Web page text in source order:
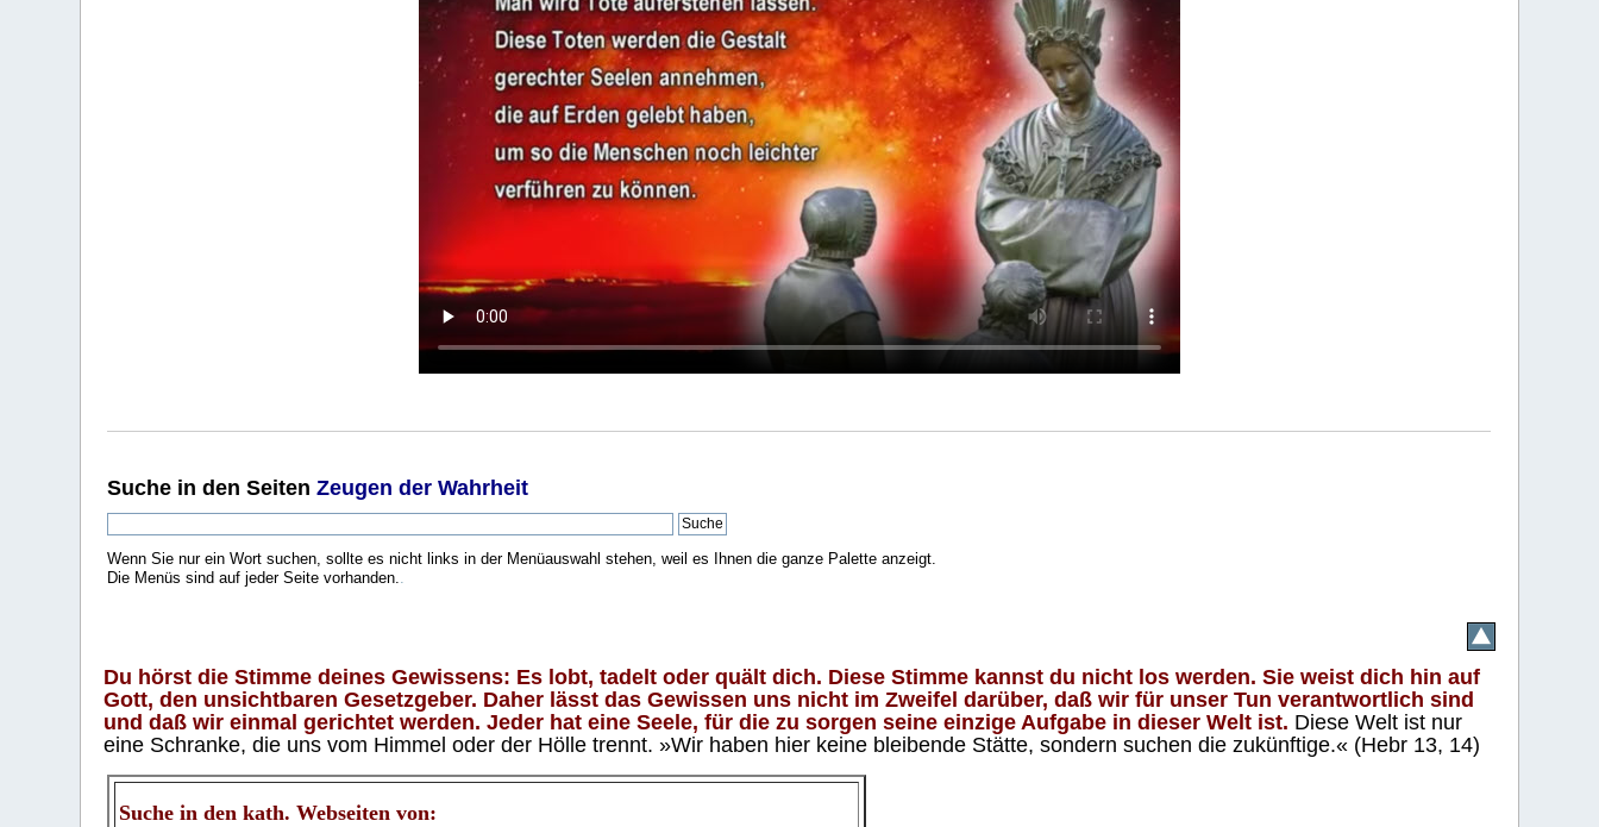
Suche in den SeitenZeugen der Wahrheit
Wenn Sie nur ein Wort suchen, sollte es nicht links in der Menüauswahl stehen, weil es Ihnen die ganze Palette anzeigt.
Die Menüs sind auf jeder Seite vorhanden..
Du hörst die Stimme deines Gewissens: Es lobt, tadelt oder quält dich. Diese Stimme kannst du nicht los werden. Sie weist dich hin auf
Gott, den unsichtbaren Gesetzgeber. Daher lässt das Gewissen uns nicht im Zweifel darüber, daß wir für unser Tun verantwortlich sind
und daß wir einmal gerichtet werden. Jeder hat eine Seele, für die zu sorgen seine einzige Aufgabe in dieser Welt ist. Diese Welt ist nur
eine Schranke, die uns vom Himmel oder der Hölle trennt. »Wir haben hier keine bleibende Stätte, sondern suchen die zukünftige.« (Hebr 13, 14)
Suche in den kath. Webseiten von: